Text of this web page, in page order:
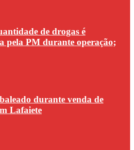
de drogas é
pela PM durante operação;
durante venda de
Lafaiete